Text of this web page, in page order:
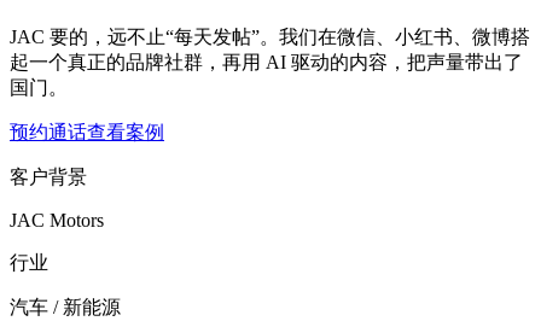
JAC 要的，远不止“每天发帖”。我们在微信、小红书、微博搭
起一个真正的品牌社群，再用 AI 驱动的内容，把声量带出了
国门。
预约通话查看案例
客户背景
JAC Motors
行业
汽车 / 新能源